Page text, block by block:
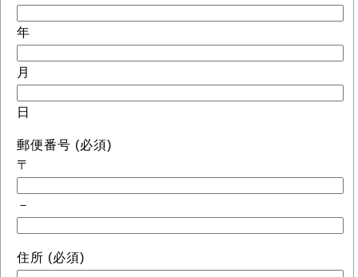
年
月
日
郵便番号 (必須)
〒
－
住所 (必須)